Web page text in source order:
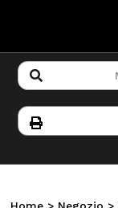
Home > Negozio >